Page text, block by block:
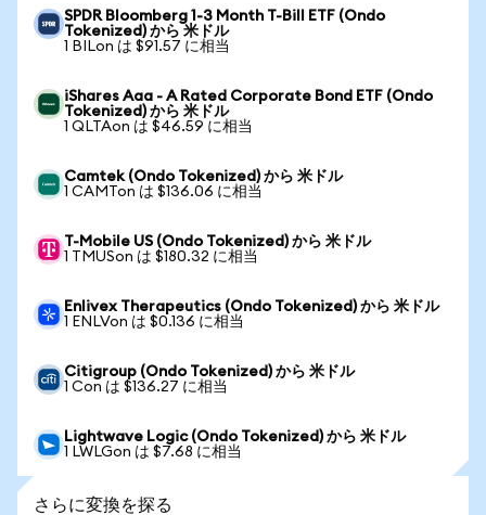
SPDR Bloomberg 1-3 Month T-Bill ETF (Ondo
Tokenized) から 米ドル
1 BILon は $91.57 に相当
iShares Aaa - A Rated Corporate Bond ETF (Ondo
Tokenized) から 米ドル
1 QLTAon は $46.59 に相当
Camtek (Ondo Tokenized) から 米ドル
1 CAMTon は $136.06 に相当
T-Mobile US (Ondo Tokenized) から 米ドル
1 TMUSon は $180.32 に相当
Enlivex Therapeutics (Ondo Tokenized) から 米ドル
1 ENLVon は $0.136 に相当
Citigroup (Ondo Tokenized) から 米ドル
1 Con は $136.27 に相当
Lightwave Logic (Ondo Tokenized) から 米ドル
1 LWLGon は $7.68 に相当
さらに変換を探る